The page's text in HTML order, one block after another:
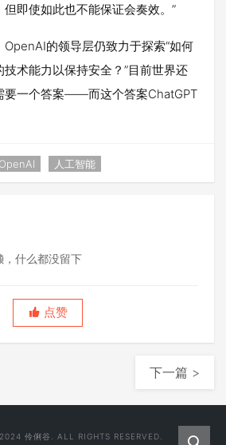
即使如此也不能保证会奏效。”
的领导层仍致力于探索“如何
术能力以保持安全？”目前世界还
要一个答案——而这个答案ChatGPT
OpenAI 人工智能
，什么都没留下
点赞
下一篇 >
伶俐谷. ALL RIGHTS RESERVED.